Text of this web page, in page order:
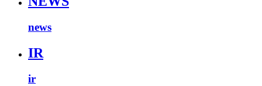
news
IR
ir